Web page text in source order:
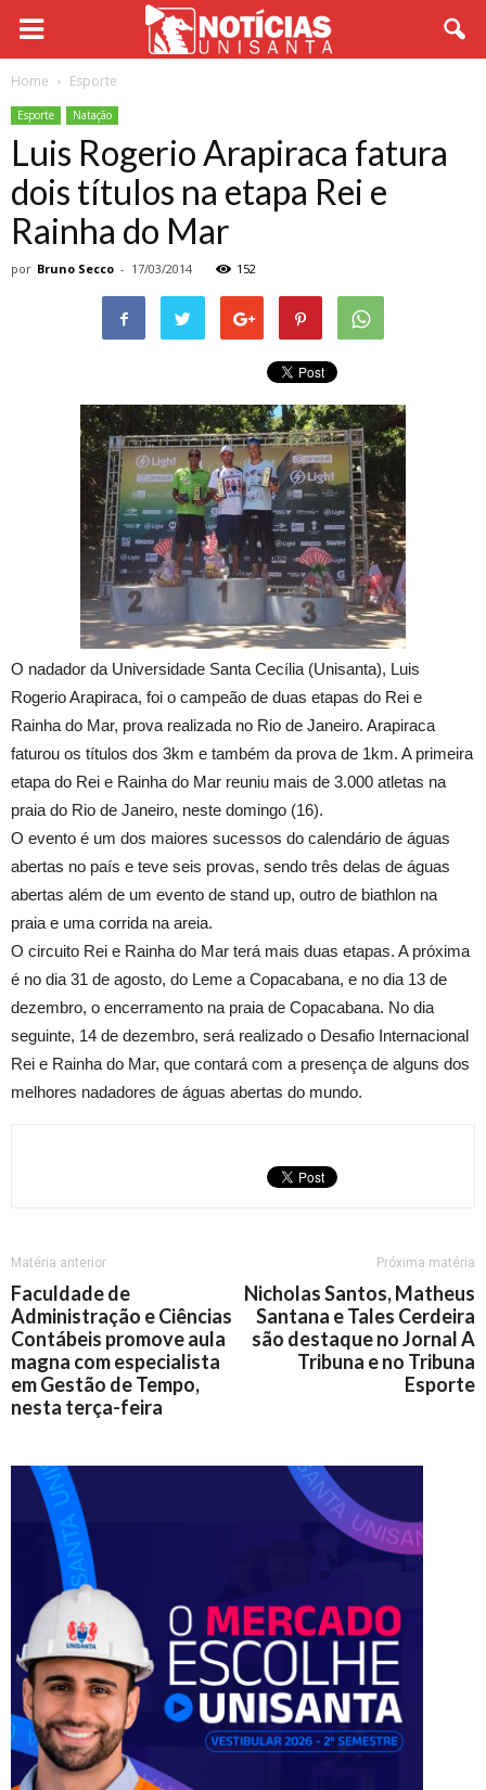
Home Esporte
Esporte Natação
Luis Rogerio Arapiraca fatura
dois títulos na etapa Rei e
Rainha do Mar
por Bruno Secco - 17/03/2014 152
O nadador da Universidade Santa Cecília (Unisanta), Luis
Rogerio Arapiraca, foi o campeão de duas etapas do Rei e
Rainha do Mar, prova realizada no Rio de Janeiro. Arapiraca
faturou os títulos dos 3km e também da prova de 1km. A primeira
etapa do Rei e Rainha do Mar reuniu mais de 3.000 atletas na
praia do Rio de Janeiro, neste domingo (16).
O evento é um dos maiores sucessos do calendário de águas
abertas no país e teve seis provas, sendo três delas de águas
abertas além de um evento de stand up, outro de biathlon na
praia e uma corrida na areia.
O circuito Rei e Rainha do Mar terá mais duas etapas. A próxima
é no dia 31 de agosto, do Leme a Copacabana, e no dia 13 de
dezembro, o encerramento na praia de Copacabana. No dia
seguinte, 14 de dezembro, será realizado o Desafio Internacional
Rei e Rainha do Mar, que contará com a presença de alguns dos
melhores nadadores de águas abertas do mundo.​
Matéria anterior
Faculdade de
Administração e Ciências
Contábeis promove aula
magna com especialista
em Gestão de Tempo,
nesta terça-feira
Próxima matéria
Nicholas Santos, Matheus
Santana e Tales Cerdeira
são destaque no Jornal A
Tribuna e no Tribuna
Esporte